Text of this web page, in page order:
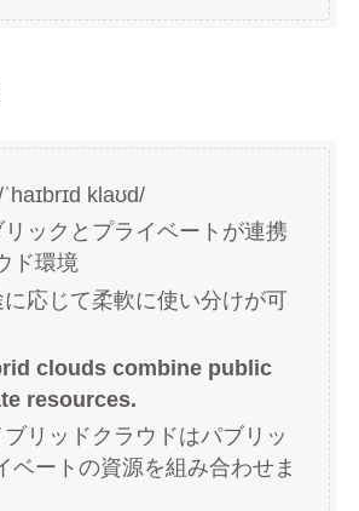
klaʊd/
ックとプライベートが連携
ド環境
に応じて柔軟に使い分けが可
clouds combine public
resources.
リッドクラウドはパブリッ
ベートの資源を組み合わせま